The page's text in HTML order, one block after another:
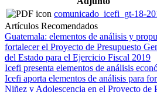
comunicado_icefi_gt-18-
Artículos Recomendados
Guatemala: elementos de análisis y
fortalecer el Proyecto de Presupuesto
del Estado para el Ejercicio Fiscal 2019
Icefi presenta elementos de análisis
Icefi aporta elementos de análisis para
Niñez y Adolescencia en el Proyecto de